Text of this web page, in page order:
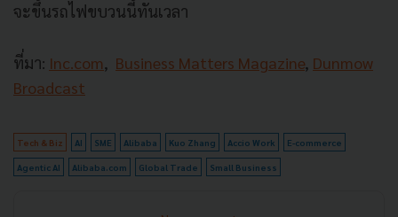
จะขึ้นรถไฟขบวนนี้ทันเวลา
ที่มา: Inc.com, Business Matters Magazine, Dunmow
Broadcast
Tech & Biz AI SME Alibaba Kuo Zhang Accio Work E-commerce
Agentic AI Alibaba.com Global Trade Small Business